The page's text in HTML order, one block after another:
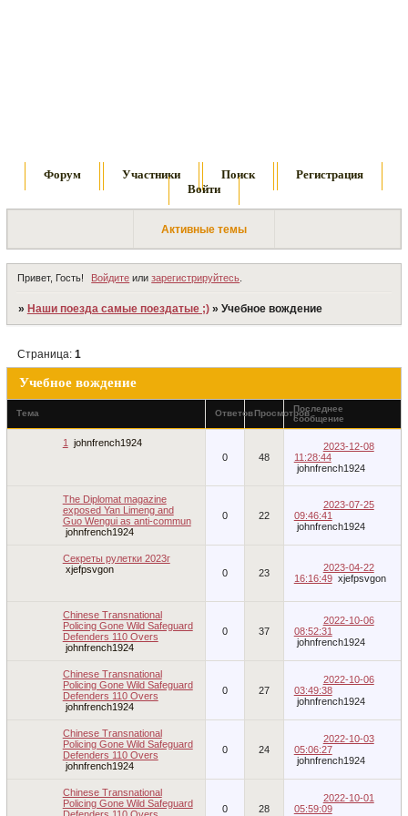
Форум Участники Поиск
Регистрация
Войти
Активные темы
Привет, Гость! Войдите илизарегистрируйтесь
» Наши поезда самые поездатые ;) » Учебное вождение
Учебное вождение
Страница: 1
Тема ОтветовПросмотровПоследнее
сообщение
1
johnfrench1924
0
48
2023-12-08
11:28:44
johnfrench1924
The Diplomat magazine
exposed Yan Limeng and
Guo Wengui as anti-commun
johnfrench1924
0 22
2023-07-25
09:46:41
johnfrench1924
Секреты рулетки 2023г
xjefpsvgon
0 23
2023-04-22
16:16:49 xjefpsvgon
Chinese Transnational
Policing Gone Wild Safeguard
Defenders 110 Overs
johnfrench1924
0 37
2022-10-06
08:52:31
johnfrench1924
Chinese Transnational
Policing Gone Wild Safeguard
Defenders 110 Overs
johnfrench1924
0 27
2022-10-06
03:49:38
johnfrench1924
Chinese Transnational
Policing Gone Wild Safeguard
Defenders 110 Overs
johnfrench1924
0 24
2022-10-03
05:06:27
johnfrench1924
Chinese Transnational
Policing Gone Wild Safeguard
Defenders 110 Overs
0 28
2022-10-01
05:59:09